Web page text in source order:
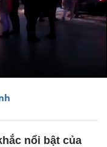
nổi bật của